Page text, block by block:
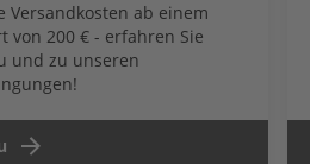
Versandkosten ab einem
von 200 € - erfahren Sie
und zu unseren